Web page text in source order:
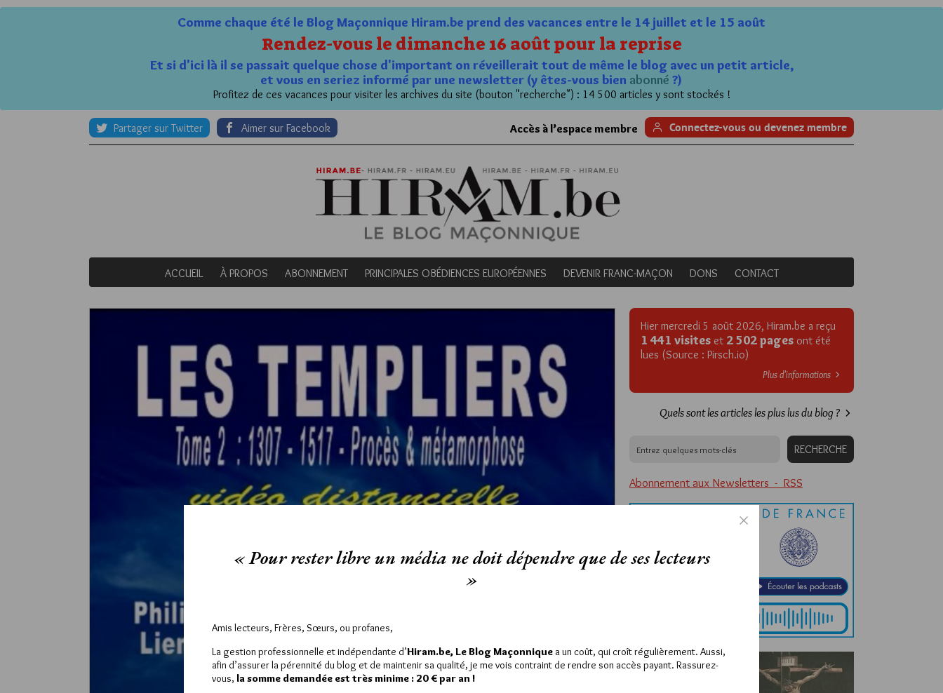
Comme chaque été le Blog Maçonnique Hiram.be prend des vacances entre le 14 juillet et le 15 août
Rendez-vous le dimanche 16 août pour la reprise
Et si d'ici là il se passait quelque chose d'important on réveillerait tout de même le blog avec un petit article,
et vous en seriez informé par une newsletter (y êtes-vous bien abonné ?)
Profitez de ces vacances pour visiter les archives du site (bouton "recherche") : 14 500 articles y sont stockés !
Partager sur Twitter Aimer sur Facebook Accès à l’espace membre Connectez-vous ou devenez membre
ACCUEIL À PROPOS ABONNEMENT PRINCIPALES OBÉDIENCES EUROPÉENNES DEVENIR FRANC-MAÇON DONS CONTACT
Hier mercredi 5 août 2026, Hiram.be a reçu
1 441 visites et 2 502 pages ont été
lues (Source : Pirsch.io)
Plus d’informations
Quels sont les articles les plus lus du blog ?
Abonnement aux Newsletters - RSS
« Pour rester libre un média ne doit dépendre que de ses lecteurs
»
Amis lecteurs, Frères, Sœurs, ou profanes,
La gestion professionnelle et indépendante d’Hiram.be, Le Blog Maçonnique a un coût, qui croît régulièrement. Aussi,
afin d’assurer la pérennité du blog et de maintenir sa qualité, je me vois contraint de rendre son accès payant. Rassurez-
vous, la somme demandée est très minime : 20 € par an !